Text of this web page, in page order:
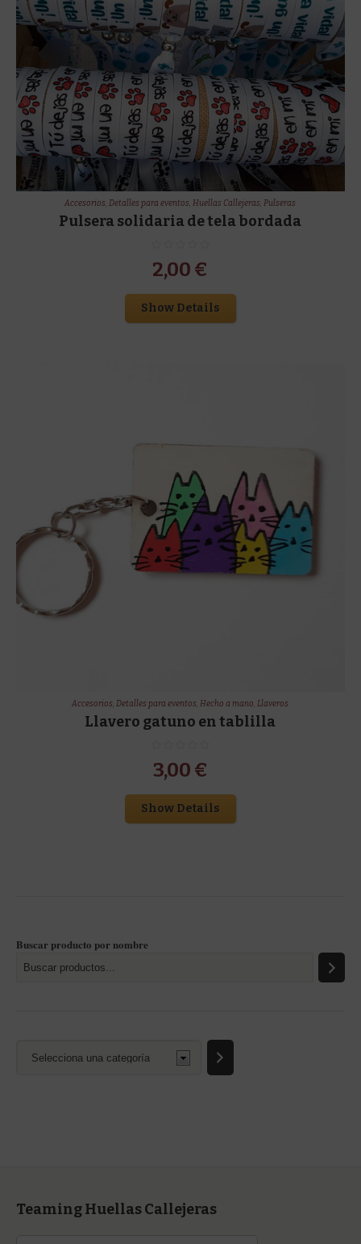
Accesorios,Detalles para eventos,Huellas Callejeras,Pulseras
Pulsera solidaria de tela bordada
2,00 €
Show Details
Accesorios,Detalles para eventos,Hecho a mano,Llaveros
Llavero gatuno en tablilla
3,00 €
Show Details
Buscar producto por nombre
Teaming Huellas Callejeras